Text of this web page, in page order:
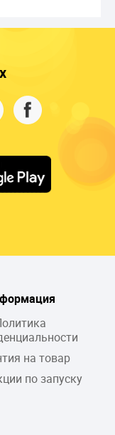
на товар
по запуску